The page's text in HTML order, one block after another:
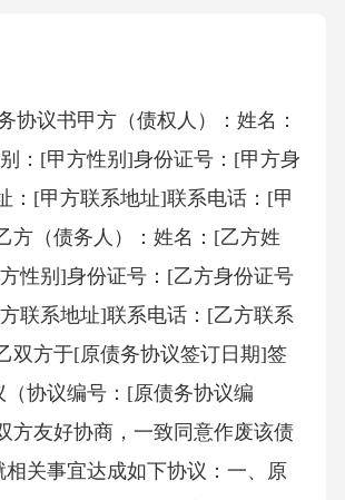
协议书 甲方（债权人）：姓名：
：[甲方性别]身份证号：[甲方身
：[甲方联系地址]联系电话：[甲
方（债务人）：姓名：[乙方姓
性别]身份证号：[乙方身份证号
联系地址]联系电话：[乙方联系
双方于[原债务协议签订日期]签
（协议编号：[原债务协议编
方友好协商，一致同意作废该债
相关事宜达成如下协议：一、原